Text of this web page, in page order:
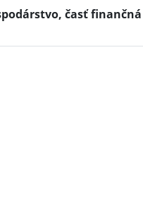
časť finančná